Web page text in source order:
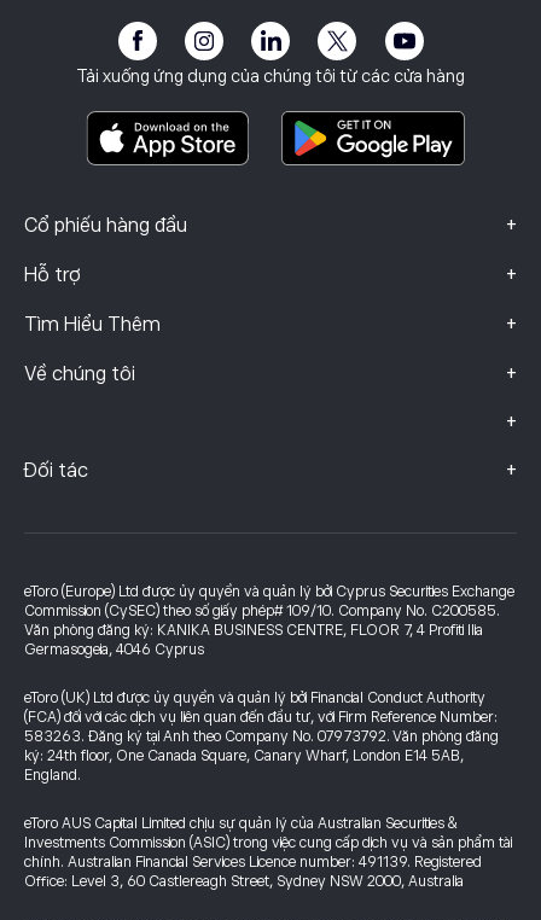
Tải xuống ứng dụng của chúng tôi từ các cửa hàng
Cổ phiếu hàng đầu +
Hỗ trợ +
Tìm Hiểu Thêm +
Về chúng tôi +
+
Công bố rủi ro
Điều khoản & Điều kiện
Tài Liệu Thông Tin Quan Trọng
Dữ liệu khiếu nại (Khách hàng FCA)
Đối tác +
Bảo hiểm đầu tư
eToro (Europe) Ltd được ủy quyền và quản lý bởi Cyprus Securities Exchange
Commission (CySEC) theo số giấy phép# 109/10. Company No. C200585.
Văn phòng đăng ký: KANIKA BUSINESS CENTRE, FLOOR 7, 4 Profiti Ilia
Germasogeia, 4046 Cyprus
eToro (UK) Ltd được ủy quyền và quản lý bởi Financial Conduct Authority
(FCA) đối với các dịch vụ liên quan đến đầu tư, với Firm Reference Number:
583263. Đăng ký tại Anh theo Company No. 07973792. Văn phòng đăng
ký: 24th floor, One Canada Square, Canary Wharf, London E14 5AB,
England.
eToro AUS Capital Limited chịu sự quản lý của Australian Securities &
Investments Commission (ASIC) trong việc cung cấp dịch vụ và sản phẩm tài
chính. Australian Financial Services Licence number: 491139. Registered
Office: Level 3, 60 Castlereagh Street, Sydney NSW 2000, Australia